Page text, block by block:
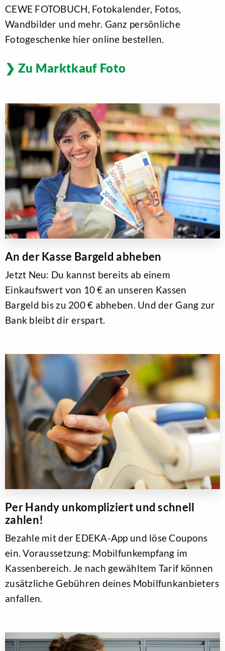
CEWE FOTOBUCH, Fotokalender, Fotos,
Wandbilder und mehr. Ganz persönliche
Fotogeschenke hier online bestellen.
Zu Marktkauf Foto
An der Kasse Bargeld abheben
Jetzt Neu: Du kannst bereits ab einem
Einkaufswert von 10 € an unseren Kassen
Bargeld bis zu 200 € abheben. Und der Gang zur
Bank bleibt dir erspart.
Per Handy unkompliziert und schnell
zahlen!
Bezahle mit der EDEKA-App und löse Coupons
ein. Voraussetzung: Mobilfunkempfang im
Kassenbereich. Je nach gewähltem Tarif können
zusätzliche Gebühren deines Mobilfunkanbieters
anfallen.